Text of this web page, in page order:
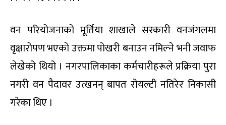
वन परियोजनाको मूर्तिया शाखाले सरकारी वनजंगलमा
वृक्षारोपण भएको उक्तमा पोखरी बनाउन नमिल्ने भनी जवाफ
लेखेको थियो । नगरपालिकाका कर्मचारीहरूले प्रक्रिया पुरा
नगरी वन पैदावर उत्खनन् बापत रोयल्टी नतिरेर निकासी
गरेका थिए ।